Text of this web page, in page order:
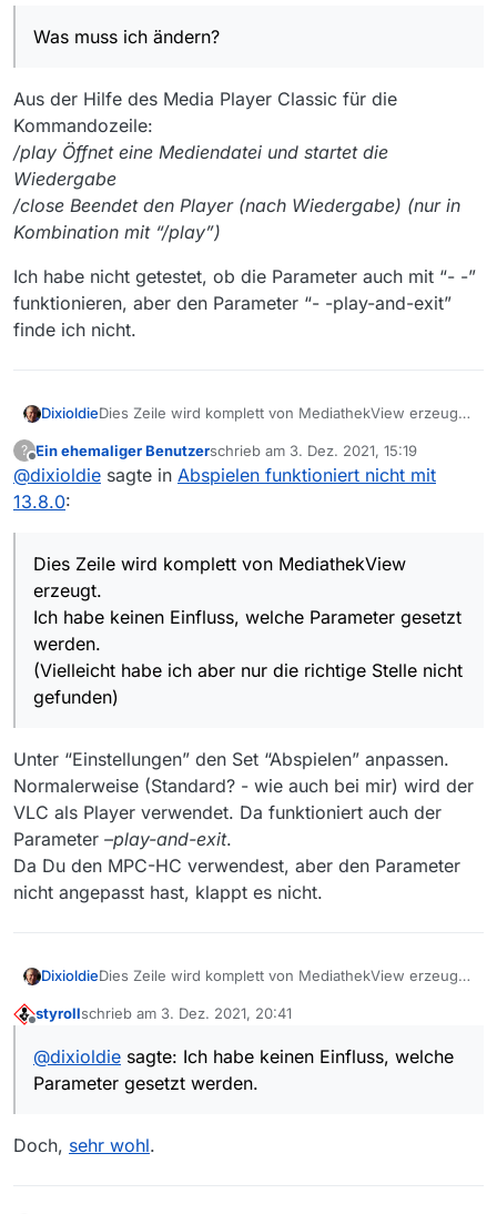
Was muss ich ändern?
Aus der Hilfe des Media Player Classic für die
Kommandozeile:
/play Öffnet eine Mediendatei und startet die
Wiedergabe
/close Beendet den Player (nach Wiedergabe) (nur in
Kombination mit “/play”)
Ich habe nicht getestet, ob die Parameter auch mit “- -”
funktionieren, aber den Parameter “- -play-and-exit”
finde ich nicht.
DixioldieDies Zeile wird komplett von MediathekView erzeugt.
werden.
(Vielleicht habe ich aber nur die richtige Stelle nicht
?
Offline
Ein ehemaliger Benutzerschrieb am 3. Dez. 2021, 15:19
zuletzt editiert von
@dixioldie sagte in Abspielen funktioniert nicht mit
13.8.0:
Dies Zeile wird komplett von MediathekView
erzeugt.
Ich habe keinen Einfluss, welche Parameter gesetzt
werden.
(Vielleicht habe ich aber nur die richtige Stelle nicht
gefunden)
Unter “Einstellungen” den Set “Abspielen” anpassen.
Normalerweise (Standard? - wie auch bei mir) wird der
VLC als Player verwendet. Da funktioniert auch der
Parameter –play-and-exit.
Da Du den MPC-HC verwendest, aber den Parameter
nicht angepasst hast, klappt es nicht.
DixioldieDies Zeile wird komplett von MediathekView erzeugt.
werden.
gefunden)
styrollschrieb am 3. Dez. 2021, 20:41
zuletzt editiert von
@dixioldie sagte: Ich habe keinen Einfluss, welche
Parameter gesetzt werden.
Doch, sehr wohl.